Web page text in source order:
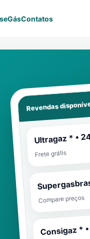
GásContatos
Revendas
Ultragaz * •
Frete grátis
Compare preços
Consigaz *